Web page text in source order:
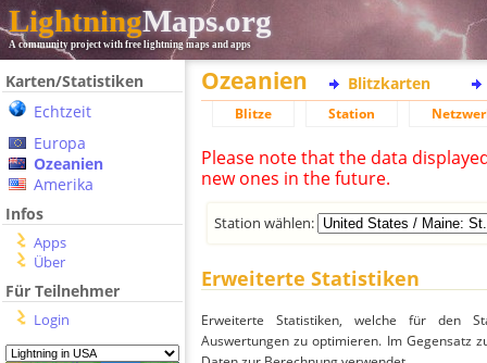
LightningMaps.org
A community project with free lightning maps and apps
Karten/Statistiken
Echtzeit
Europa
Ozeanien
Amerika
Infos
Apps
Über
Für Teilnehmer
Login
Ozeanien Blitzkarten
Blitze Station
Please note that the data
new ones in the future.
Station wählen:
Erweiterte Statistiken
Erweiterte Statistiken, welche für den
Auswertungen zu optimieren. Im Gegensatz